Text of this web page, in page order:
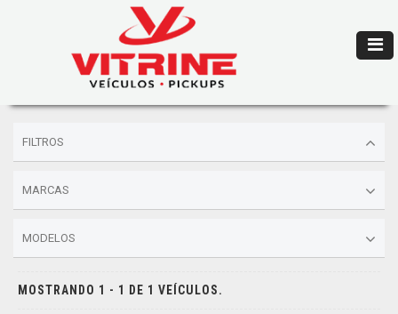
FILTROS
MARCAS
MODELOS
MOSTRANDO 1 - 1 DE 1 VEÍCULOS.